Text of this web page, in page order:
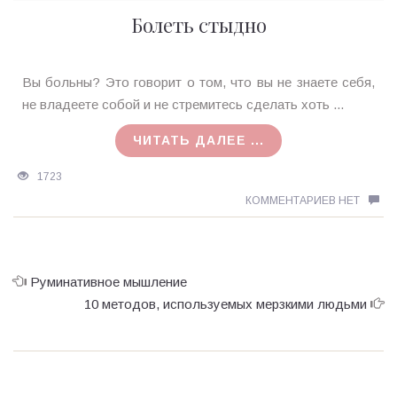
Болеть стыдно
Ирина
MagicTantra
Вы больны? Это говорит о том, что вы не знаете себя,
не владеете собой и не стремитесь сделать хоть ...
ЧИТАТЬ ДАЛЕЕ ...
1723
КОММЕНТАРИЕВ НЕТ
Руминативное мышление
10 методов, используемых мерзкими людьми